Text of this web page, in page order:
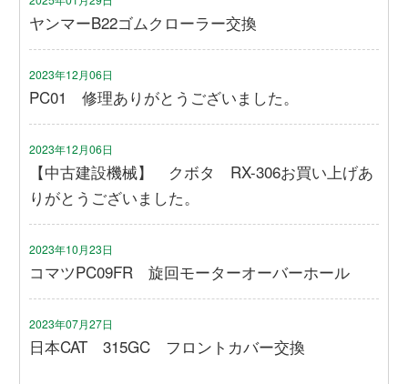
ヤンマーB22ゴムクローラー交換
2023年12月06日
PC01 修理ありがとうございました。
2023年12月06日
【中古建設機械】 クボタ RX-306お買い上げあ
りがとうございました。
2023年10月23日
コマツPC09FR 旋回モーターオーバーホール
2023年07月27日
日本CAT 315GC フロントカバー交換